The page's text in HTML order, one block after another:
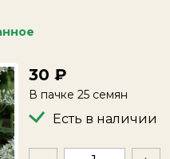
30
В пачке 25 семян
Есть в наличии